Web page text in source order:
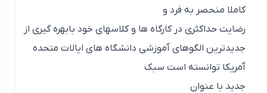
کاملا منحصر به فرد و
رضایت حداکثری در کارگاه ها و کلاسهای خود بابهره گیری از
جدیدترین الگوهای آموزشی دانشگاه های ایالات متحده
آمریکا توانسته است سبک
جدید با عنوان